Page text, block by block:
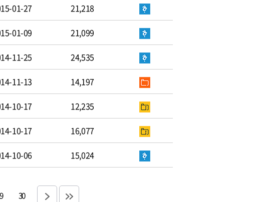
01-27 21,218
01-09 21,099
11-25 24,535
11-13 14,197
10-17 12,235
10-17 16,077
10-06 15,024
30